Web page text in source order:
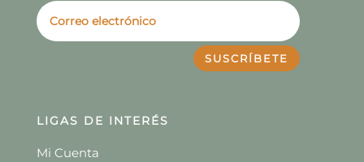
SUSCRÍBETE
LIGAS DE INTERÉS
Mi Cuenta